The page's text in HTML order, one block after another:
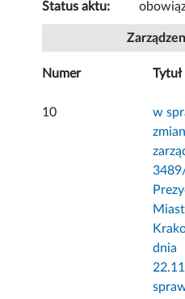
Status aktu:
Numer Tytuł
10
w
dnia